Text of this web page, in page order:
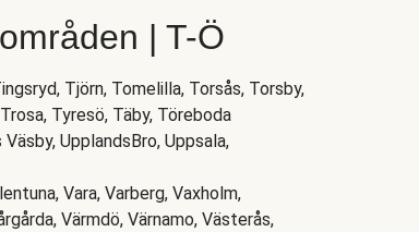
| T-Ö
Tjörn, Tomelilla, Torsås, Torsby,
Tyresö, Täby, Töreboda
UpplandsBro, Uppsala,
Vara, Varberg, Vaxholm,
Värmdö, Värnamo, Västerås,